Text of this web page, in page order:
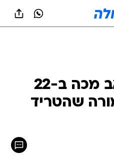
קשה לצפייה: אב מכה ב-22
שהטריד